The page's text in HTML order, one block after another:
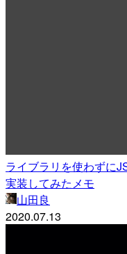
ライブラリを使わずに
実装してみたメモ
山田良
2020.07.13